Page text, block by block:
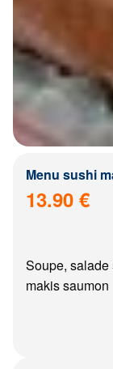
Menu sushi
13.90 €
Soupe, salade
makis saumon